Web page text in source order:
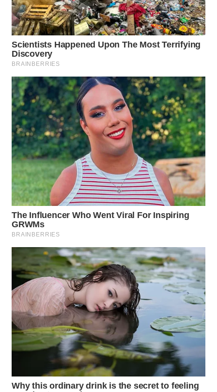
WN
INDRAMAYU
WN
KUNINGAN
WN
MAJALENGKA
WN
SUBANG
WN
SUKABUMI
WN
PURWAKARTA
WN
PRIANGAN
WN
SEMARANG
WN
SOLO
WN
BOROBUDUR
WN
MADURA